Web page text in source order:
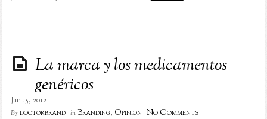
La marca y los medicamentos
genéricos
Jan 15, 2012
Bydoctorbrand in Branding, Opinión No Comments